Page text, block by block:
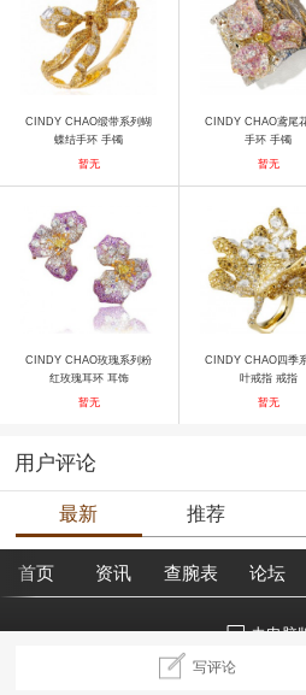
CINDY CHAO缎带系列蝴
蝶结手环 手镯
暂无
CINDY CHAO鸢尾
手环 手镯
暂无
CINDY CHAO玫瑰系列粉
红玫瑰耳环 耳饰
暂无
CINDY CHAO四季
叶戒指 戒指
暂无
用户评论
最新 推荐
写评论
首页 资讯 查腕表 论坛
去电脑
©2018腕表之家